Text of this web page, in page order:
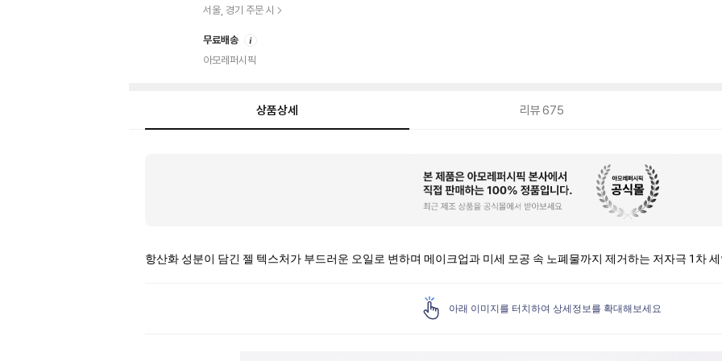
서울, 경기 주문 시
무료배송
아모레퍼시픽
상품상세 리뷰675
항산화 성분이 담긴 젤 텍스처가 부드러운 오일로 변하며 메이크업과 미세 모공 속 노폐물까지 제거하는 저자극 1차 세
아래 이미지를 터치하여 상세정보를 확대해보세요